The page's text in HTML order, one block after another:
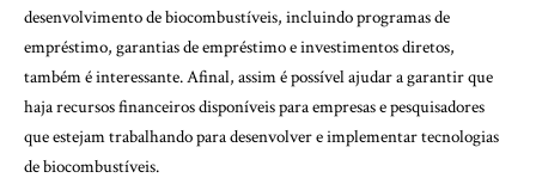
desenvolvimento de biocombustíveis, incluindo programas de
empréstimo, garantias de empréstimo e investimentos diretos,
também é interessante. Afinal, assim é possível ajudar a garantir que
haja recursos financeiros disponíveis para empresas e pesquisadores
que estejam trabalhando para desenvolver e implementar tecnologias
de biocombustíveis.